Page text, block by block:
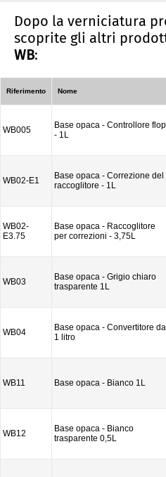
Dopo la verniciatura
scoprite gli altri
WB:
Riferimento Nome
WB005
Base opaca - Controllore flop
- 1L
WB02-E1
Base opaca - Correzione del
raccoglitore - 1L
WB02-
E3.75
Base opaca - Raccoglitore
per correzioni - 3,75L
WB03
Base opaca - Grigio chiaro
trasparente 1L
WB04
Base opaca - Convertitore da
1 litro
WB11 Base opaca - Bianco 1L
WB12
Base opaca - Bianco
trasparente 0,5L